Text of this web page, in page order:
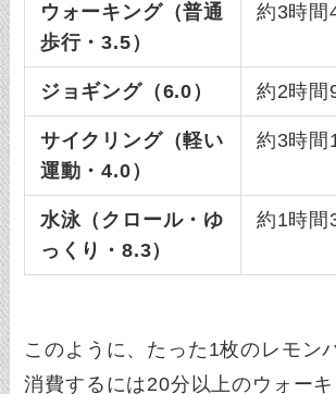
ウォーキング（普通
歩行・3.5）
約3時間
ジョギング（6.0） 約2時間
サイクリング（軽い
運動・4.0）
約3時間
水泳（クロール・ゆ
っくり・8.3）
約1時間
このように、たった1枚のレモン
消費するには20分以上のウォー